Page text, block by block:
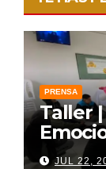
PRENSA
Taller
JUL 22,